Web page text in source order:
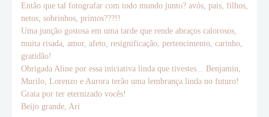
Então que tal fotografar com todo mundo junto? avós, pais, filhos,
netos, sobrinhos, primos???!!
Uma junção gostosa em uma tarde que rende abraços calorosos,
muita risada, amor, afeto, resignificação, pertencimento, carinho,
gratidão!
Obrigada Aline por essa iniciativa linda que tivestes... Benjamin,
Murilo, Lorenzo e Aurora terão uma lembrança linda no futuro!
Grata por ter eternizado vocês!
Beijo grande, Ari